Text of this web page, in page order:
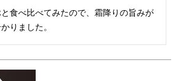
食べ比べてみたので、霜降りの旨みが
りました。